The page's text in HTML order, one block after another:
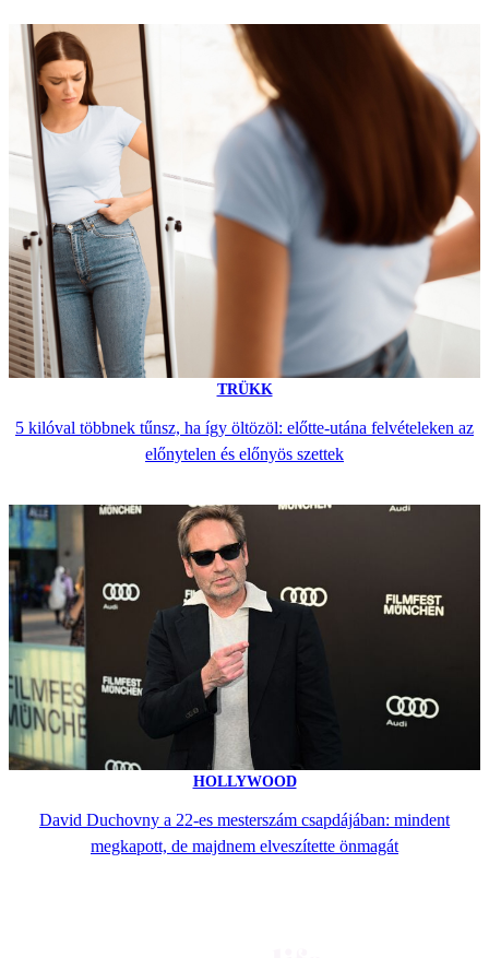
TRÜKK
5 kilóval többnek tűnsz, ha így öltözöl: előtte-utána felvételeken az
előnytelen és előnyös szettek
HOLLYWOOD
David Duchovny a 22-es mesterszám csapdájában: mindent
megkapott, de majdnem elveszítette önmagát